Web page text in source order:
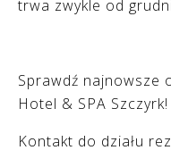
trwa zwykle od
Sprawdź najnowsze
Hotel & SPA Szczyrk!
Kontakt do działu